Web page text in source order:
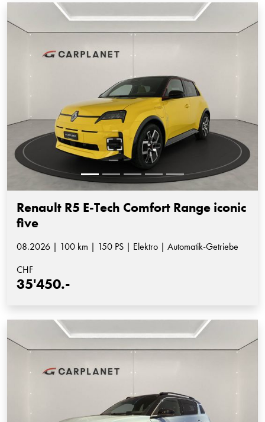
Renault R5 E-Tech Comfort Range iconic
five
08.2026 | 100 km | 150 PS | Elektro | Automatik-Getriebe
CHF
35'450.-